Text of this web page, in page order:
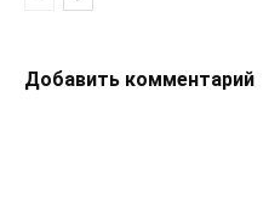
Добавить комментарий